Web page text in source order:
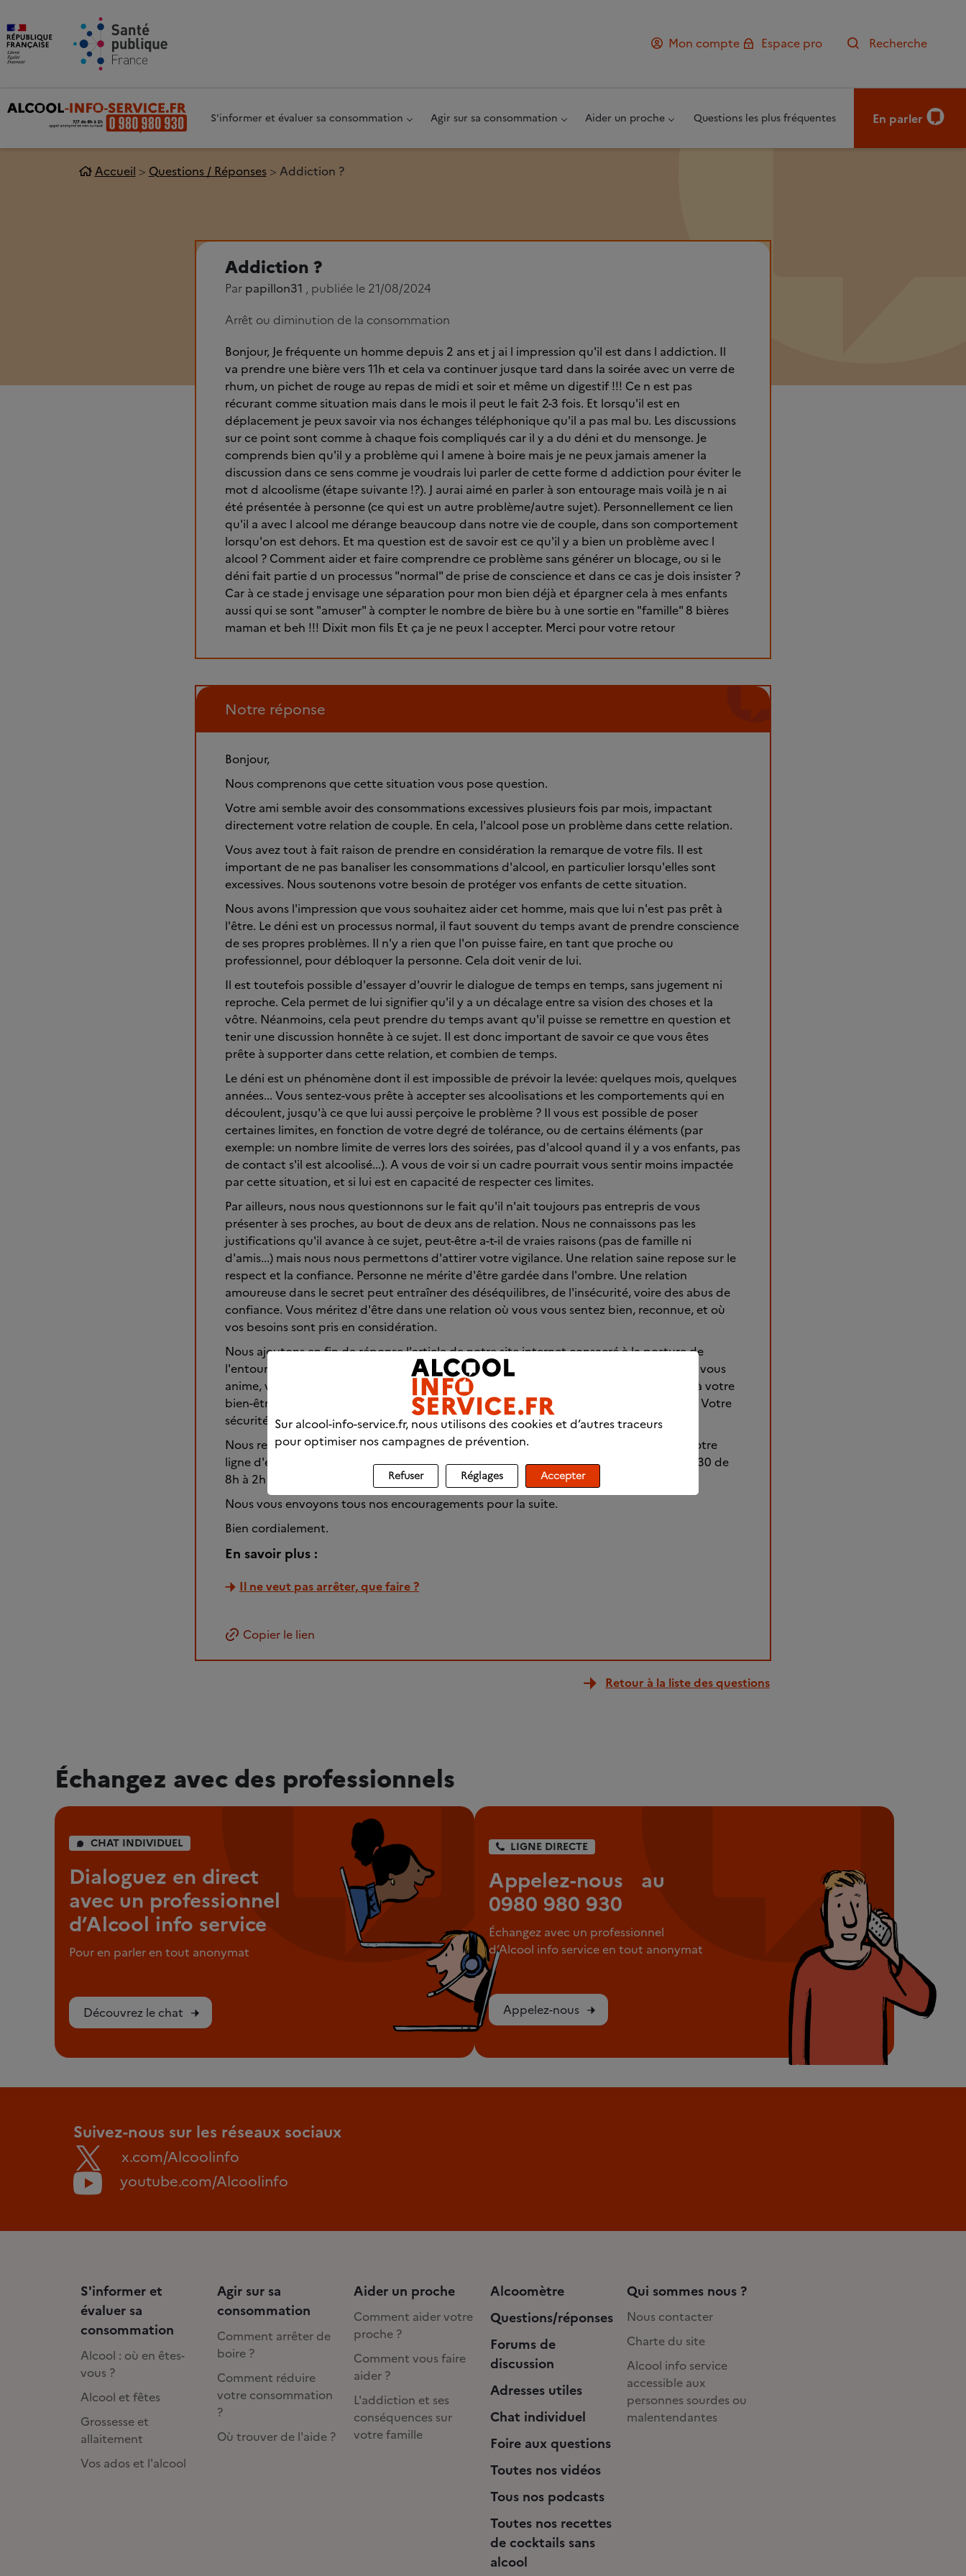
Mon compte
Espace pro Recherche
S'informer et évaluer sa consommation Agir sur sa consommation Aider un proche Questions les plus fréquentes En parler
Accueil Questions / Réponses Addiction ?
Addiction ?
Par papillon31 , publiée le 21/08/2024
Arrêt ou diminution de la consommation
Bonjour, Je fréquente un homme depuis 2 ans et j ai l impression qu'il est dans l addiction. Il
va prendre une bière vers 11h et cela va continuer jusque tard dans la soirée avec un verre de
rhum, un pichet de rouge au repas de midi et soir et même un digestif !!! Ce n est pas
récurant comme situation mais dans le mois il peut le fait 2-3 fois. Et lorsqu'il est en
déplacement je peux savoir via nos échanges téléphonique qu'il a pas mal bu. Les discussions
sur ce point sont comme à chaque fois compliqués car il y a du déni et du mensonge. Je
comprends bien qu'il y a problème qui l amene à boire mais je ne peux jamais amener la
discussion dans ce sens comme je voudrais lui parler de cette forme d addiction pour éviter le
mot d alcoolisme (étape suivante !?). J aurai aimé en parler à son entourage mais voilà je n ai
été présentée à personne (ce qui est un autre problème/autre sujet). Personnellement ce lien
qu'il a avec l alcool me dérange beaucoup dans notre vie de couple, dans son comportement
lorsqu'on est dehors. Et ma question est de savoir est ce qu'il y a bien un problème avec l
alcool ? Comment aider et faire comprendre ce problème sans générer un blocage, ou si le
déni fait partie d un processus "normal" de prise de conscience et dans ce cas je dois insister ?
Car à ce stade j envisage une séparation pour mon bien déjà et épargner cela à mes enfants
aussi qui se sont "amuser" à compter le nombre de bière bu à une sortie en "famille" 8 bières
maman et beh !!! Dixit mon fils Et ça je ne peux l accepter. Merci pour votre retour
Notre réponse
Bonjour,
Nous comprenons que cette situation vous pose question.
Votre ami semble avoir des consommations excessives plusieurs fois par mois, impactant
directement votre relation de couple. En cela, l'alcool pose un problème dans cette relation.
Vous avez tout à fait raison de prendre en considération la remarque de votre fils. Il est
important de ne pas banaliser les consommations d'alcool, en particulier lorsqu'elles sont
excessives. Nous soutenons votre besoin de protéger vos enfants de cette situation.
Nous avons l'impression que vous souhaitez aider cet homme, mais que lui n'est pas prêt à
l'être. Le déni est un processus normal, il faut souvent du temps avant de prendre conscience
de ses propres problèmes. Il n'y a rien que l'on puisse faire, en tant que proche ou
professionnel, pour débloquer la personne. Cela doit venir de lui.
Il est toutefois possible d'essayer d'ouvrir le dialogue de temps en temps, sans jugement ni
reproche. Cela permet de lui signifier qu'il y a un décalage entre sa vision des choses et la
vôtre. Néanmoins, cela peut prendre du temps avant qu'il puisse se remettre en question et
tenir une discussion honnête à ce sujet. Il est donc important de savoir ce que vous êtes
prête à supporter dans cette relation, et combien de temps.
Le déni est un phénomène dont il est impossible de prévoir la levée: quelques mois, quelques
années... Vous sentez-vous prête à accepter ses alcoolisations et les comportements qui en
découlent, jusqu'à ce que lui aussi perçoive le problème ? Il vous est possible de poser
certaines limites, en fonction de votre degré de tolérance, ou de certains éléments (par
exemple: un nombre limite de verres lors des soirées, pas d'alcool quand il y a vos enfants, pas
de contact s'il est alcoolisé...). A vous de voir si un cadre pourrait vous sentir moins impactée
par cette situation, et si lui est en capacité de respecter ces limites.
Par ailleurs, nous nous questionnons sur le fait qu'il n'ait toujours pas entrepris de vous
présenter à ses proches, au bout de deux ans de relation. Nous ne connaissons pas les
justifications qu'il avance à ce sujet, peut-être a-t-il de vraies raisons (pas de famille ni
d'amis...) mais nous nous permettons d'attirer votre vigilance. Une relation saine repose sur le
respect et la confiance. Personne ne mérite d'être gardée dans l'ombre. Une relation
amoureuse dans le secret peut entraîner des déséquilibres, de l'insécurité, voire des abus de
confiance. Vous méritez d'être dans une relation où vous vous sentez bien, reconnue, et où
vos besoins sont pris en considération.
Nous ajoutons en fin de réponse l'article de notre site internet consacré à la posture de
l'entourage quand la personne est dans le déni. Sachez qu'avec toute la tendresse qui vous
anime, vous n'avez pas le pouvoir de sauver votre ami. Il est très important de penser à votre
bien-être. S'il n'est pas en capacité de prendre soin de vous, vous vous pouvez le faire. Votre
sécurité affective et émotionnelle est une priorité.
Nous restons à disposition pour poursuivre l'échange si vous en ressentez le besoin. Notre
ligne d'écoute est ouverte tous les jours sans exception: par téléphone au 0 980 980 930 de
8h à 2h (appel anonyme et non surt-taxé).
Nous vous envoyons tous nos encouragements pour la suite.
Bien cordialement.
En savoir plus :
Il ne veut pas arrêter, que faire ?
Copier le lien
Retour à la liste des questions
Échangez avec des professionnels
CHAT INDIVIDUEL
Dialoguez en direct
avec un professionnel
d’Alcool info service
Pour en parler en tout anonymat
Découvrez le chat
LIGNE DIRECTE
Appelez-nous au
0980 980 930
Échangez avec un professionnel
d’Alcool info service en tout anonymat
Appelez-nous
Suivez-nous sur les réseaux sociaux
x.com/Alcoolinfo
youtube.com/Alcoolinfo
S'informer et
évaluer sa
consommation
Alcool : où en êtes-
vous ?
Alcool et fêtes
Grossesse et
allaitement
Vos ados et l'alcool
Agir sur sa
consommation
Comment arrêter de
boire ?
Comment réduire
votre consommation
?
Où trouver de l'aide ?
Aider un proche
Comment aider votre
proche ?
Comment vous faire
aider ?
L'addiction et ses
conséquences sur
votre famille
Alcoomètre
Questions/réponses
Forums de
discussion
Adresses utiles
Chat individuel
Foire aux questions
Toutes nos vidéos
Tous nos podcasts
Toutes nos recettes
de cocktails sans
alcool
Qui sommes nous ?
Nous contacter
Charte du site
Alcool info service
accessible aux
personnes sourdes ou
malentendantes
Sur alcool-info-service.fr, nous utilisons des cookies et d’autres traceurs
pour optimiser nos campagnes de prévention.
Refuser Réglages Accepter